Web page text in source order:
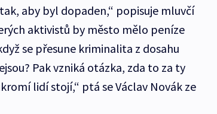
aby byl dopaden,“ popisuje mluvčí
aktivistů by město mělo peníze
se přesune kriminalita z dosahu
Pak vzniká otázka, zda to za ty
lidí stojí,“ ptá se Václav Novák ze